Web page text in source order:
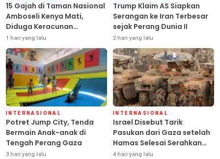
15 Gajah di Taman Nasional
Amboseli Kenya Mati,
Diduga Keracunan
Pestisida
1 hari yang lalu
Trump Klaim AS Siapkan
Serangan ke Iran Terbesar
sejak Perang Dunia II
2 hari yang lalu
INTERNASIONAL
Potret Jump City, Tenda
Bermain Anak-anak di
Tengah Perang Gaza
3 hari yang lalu
INTERNASIONAL
Israel Disebut Tarik
Pasukan dari Gaza setelah
Hamas Selesai Serahkan
Senjata
4 hari yang lalu